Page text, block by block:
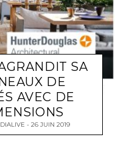
SA
DE
AVEC DE
26 JUIN 2019